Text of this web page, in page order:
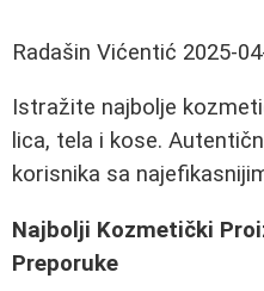
Radašin Vićentić 2025-
Istražite najbolje
lica, tela i kose.
korisnika sa
Najbolji Kozmetički
Preporuke